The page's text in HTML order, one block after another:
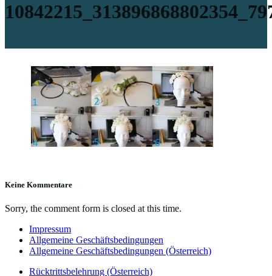
Keine Kommentare
Sorry, the comment form is closed at this time.
Impressum
Allgemeine Geschäftsbedingungen
Allgemeine Geschäftsbedingungen (Österreich)
Rücktrittsbelehrung (Österreich)